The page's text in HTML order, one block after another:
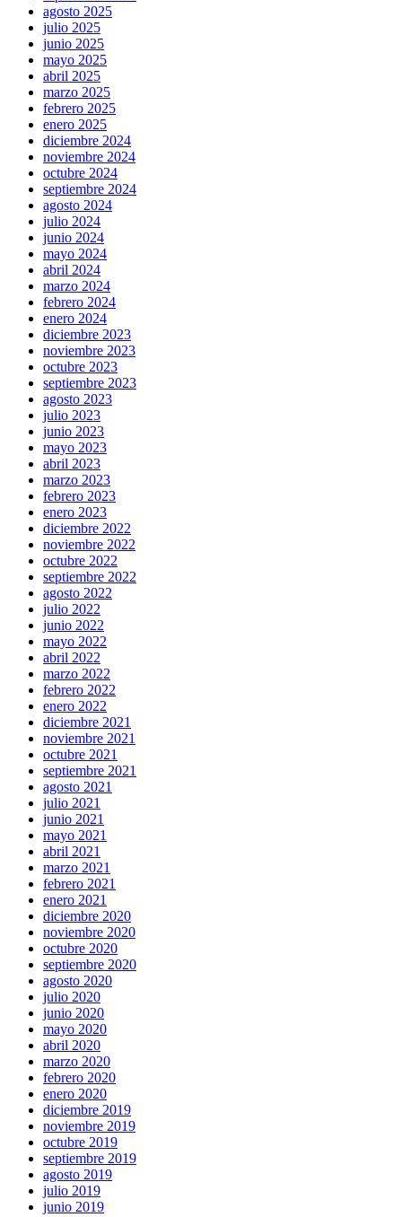
agosto 2025
julio 2025
junio 2025
mayo 2025
abril 2025
marzo 2025
febrero 2025
enero 2025
diciembre 2024
noviembre 2024
octubre 2024
septiembre 2024
agosto 2024
julio 2024
junio 2024
mayo 2024
abril 2024
marzo 2024
febrero 2024
enero 2024
diciembre 2023
noviembre 2023
octubre 2023
septiembre 2023
agosto 2023
julio 2023
junio 2023
mayo 2023
abril 2023
marzo 2023
febrero 2023
enero 2023
diciembre 2022
noviembre 2022
octubre 2022
septiembre 2022
agosto 2022
julio 2022
junio 2022
mayo 2022
abril 2022
marzo 2022
febrero 2022
enero 2022
diciembre 2021
noviembre 2021
octubre 2021
septiembre 2021
agosto 2021
julio 2021
junio 2021
mayo 2021
abril 2021
marzo 2021
febrero 2021
enero 2021
diciembre 2020
noviembre 2020
octubre 2020
septiembre 2020
agosto 2020
julio 2020
junio 2020
mayo 2020
abril 2020
marzo 2020
febrero 2020
enero 2020
diciembre 2019
noviembre 2019
octubre 2019
septiembre 2019
agosto 2019
julio 2019
junio 2019